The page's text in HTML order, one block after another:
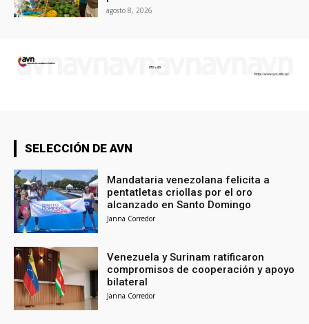
agosto 8, 2026
SELECCIÓN DE AVN
Mandataria venezolana felicita a
pentatletas criollas por el oro
alcanzado en Santo Domingo
Janna Corredor
Venezuela y Surinam ratificaron
compromisos de cooperación y apoyo
bilateral
Janna Corredor